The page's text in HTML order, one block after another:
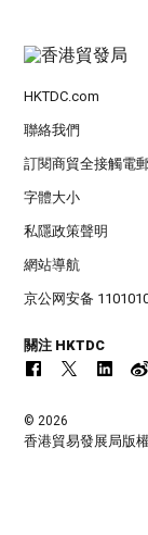
HKTDC.com
聯絡我們
訂閱商貿全接觸電
字體大小
私隱政策聲明
網站導航
京公网安备
關注 HKTDC
© 2026
香港貿易發展局版